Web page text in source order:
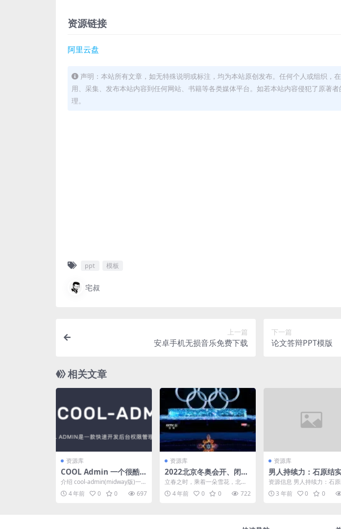
资源链接
阿里云盘
声明：本站所有文章，如无特殊说明或标注，均为本站原创发布。任何个人或组织，
用、采集、发布本站内容到任何网站、书籍等各类媒体平台。如若本站内容侵犯了原著
理。
ppt 模板
宅叔
上一篇
安卓手机无损音乐免费下载
下一篇
论文答辩PPT模版
相关文章
资源库
COOL Admin 一个很酷
的开源后台权限管理框架
介绍 cool-admin(midway版)一
个很酷的后台权限管理系统，开
源免费...
4 年前 0 0 697
资源库
2022北京冬奥会开、闭幕
式4K合集
立春之时，乘着一朵雪花，北京
冬奥温暖启程；元宵过后，伴着
绚烂的雪花花灯，冬奥迎来...
4 年前 0 0 722
资源库
男人持续力：石原结
男人强壮修炼术
资源信息 男人持续力：石原
的男人强壮修炼术.胡腾飞，
枪手名医石原结实先生...
3 年前 0 0